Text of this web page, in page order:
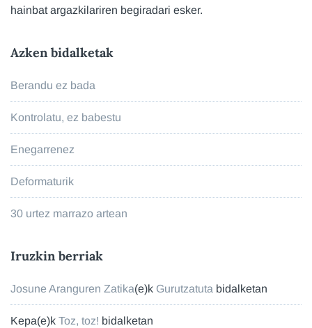
hainbat argazkilariren begiradari esker.
Azken bidalketak
Berandu ez bada
Kontrolatu, ez babestu
Enegarrenez
Deformaturik
30 urtez marrazo artean
Iruzkin berriak
Josune Aranguren Zatika(e)k Gurutzatuta bidalketan
Kepa(e)k Toz, toz! bidalketan